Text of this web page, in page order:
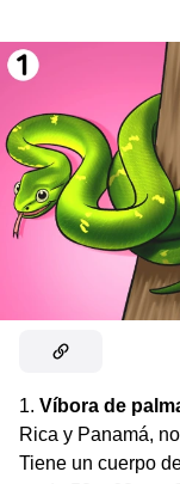
1. Víbora de
Rica y Panamá,
Tiene un cuerpo